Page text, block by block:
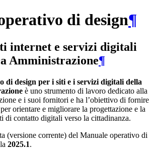
di design¶
internet e servizi digitali
Amministrazione¶
di design per i siti e i servizi digitali della
è uno strumento di lavoro dedicato alla
e i suoi fornitori e ha l’obiettivo di fornire
orientare e migliorare la progettazione e la
di contatto digitali verso la cittadinanza.
(versione corrente) del Manuale operativo di
2025.1.